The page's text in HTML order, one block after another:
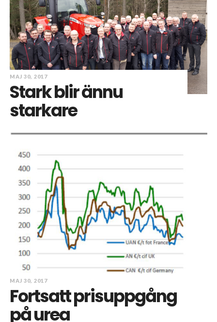
MAJ 30, 2017
Stark blir ännu
starkare
MAJ 30, 2017
Fortsatt prisuppgång
på urea